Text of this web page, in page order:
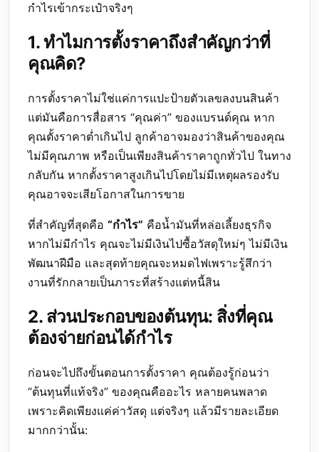
กำไรเข้ากระเป๋าจริงๆ
1. ทำไมการตั้งราคาถึงสำคัญกว่าที่
คุณคิด?
การตั้งราคาไม่ใช่แค่การแปะป้ายตัวเลขลงบนสินค้า
แต่มันคือการสื่อสาร “คุณค่า” ของแบรนด์คุณ หาก
คุณตั้งราคาต่ำเกินไป ลูกค้าอาจมองว่าสินค้าของคุณ
ไม่มีคุณภาพ หรือเป็นเพียงสินค้าราคาถูกทั่วไป ในทาง
กลับกัน หากตั้งราคาสูงเกินไปโดยไม่มีเหตุผลรองรับ
คุณอาจจะเสียโอกาสในการขาย
ที่สำคัญที่สุดคือ “กำไร” คือน้ำมันที่หล่อเลี้ยงธุรกิจ
หากไม่มีกำไร คุณจะไม่มีเงินไปซื้อวัสดุใหม่ๆ ไม่มีเงิน
พัฒนาฝีมือ และสุดท้ายคุณจะหมดไฟเพราะรู้สึกว่า
งานที่รักกลายเป็นภาระที่สร้างแต่หนี้สิน
2. ส่วนประกอบของต้นทุน: สิ่งที่คุณ
ต้องจ่ายก่อนได้กำไร
ก่อนจะไปถึงขั้นตอนการตั้งราคา คุณต้องรู้ก่อนว่า
“ต้นทุนที่แท้จริง” ของคุณคืออะไร หลายคนพลาด
เพราะคิดเพียงแค่ค่าวัสดุ แต่จริงๆ แล้วมีรายละเอียด
มากกว่านั้น: